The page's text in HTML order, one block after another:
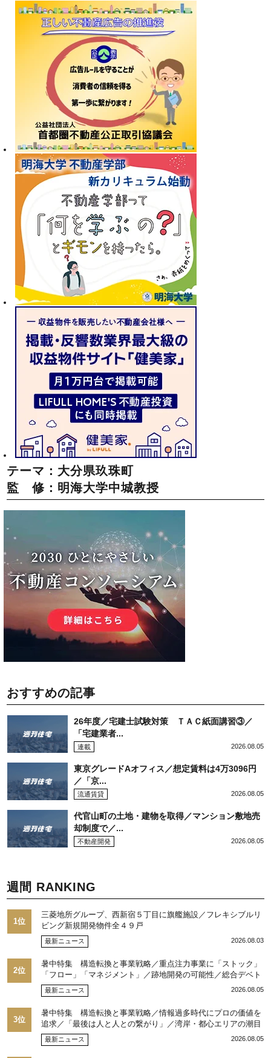
テーマ：大分県玖珠町
監 修：明海大学中城教授
おすすめの記事
26年度／宅建士試験対策 ＴＡＣ紙面講習③／
「宅建業者...
連載 2026.08.05
東京グレードAオフィス／想定賃料は4万3096円
／「京...
流通賃貸 2026.08.05
代官山町の土地・建物を取得／マンション敷地売
却制度で／...
不動産開発 2026.08.05
週間 RANKING
1位
三菱地所グループ、西新宿５丁目に旗艦施設／フレキシブルリ
ビング新規開発物件全４９戸
最新ニュース 2026.08.03
2位
暑中特集 構造転換と事業戦略／重点注力事業に「ストック」
「フロー」「マネジメント」／跡地開発の可能性／総合デベト
ップ10目標に／自社ブランド構築へ体制整備／日本郵政不動産
／池田 明社長に聞く
最新ニュース 2026.08.05
3位
暑中特集 構造転換と事業戦略／情報過多時代にプロの価値を
追求／「最後は人と人との繋がり」／湾岸・都心エリアの潮目
を注視／“リパーク”次世代展開／三井不動産リアルティ／児玉
光博社長に聞く
最新ニュース 2026.08.05